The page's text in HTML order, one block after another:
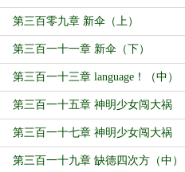
第三百零九章 新伞（上）
第三百一十一章 新伞（下）
第三百一十三章 language！（中）
第三百一十五章 神明少女闯大祸
（上）
第三百一十七章 神明少女闯大祸
（下）
第三百一十九章 缺德四次方（中）